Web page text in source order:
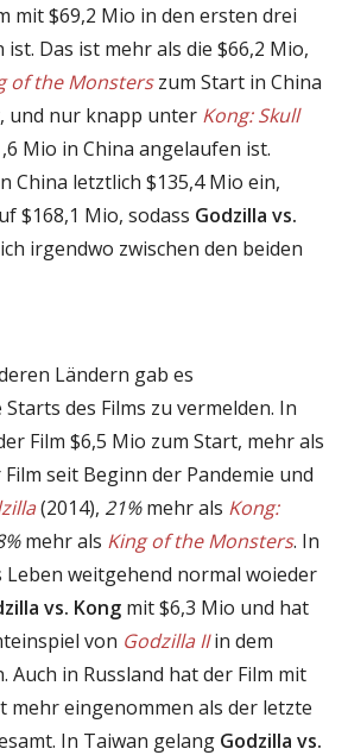
mit $69,2 Mio in den ersten drei
Das ist mehr als die $66,2 Mio,
of the Monsterszum Start in China
und nur knapp unter Kong: Skull
Mio in China angelaufen ist.
China letztlich $135,4 Mio ein,
$168,1 Mio, sodass Godzilla vs.
irgendwo zwischen den beiden
Ländern gab es
des Films zu vermelden. In
Film $6,5 Mio zum Start, mehr als
seit Beginn der Pandemie und
(2014), 21%mehr als Kong:
mehr als King of the Monsters. In
Leben weitgehend normal woieder
vs. Kong mit $6,3 Mio und hat
von Godzilla IIin dem
in Russland hat der Film mit
mehr eingenommen als der letzte
In Taiwan gelang Godzilla vs.